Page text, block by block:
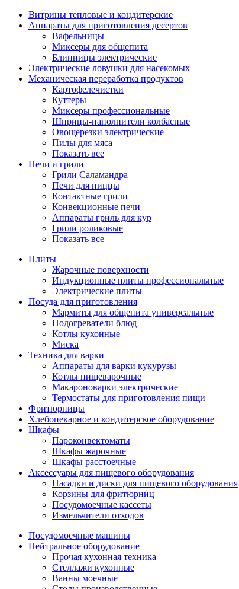
Витрины тепловые и кондитерские
Аппараты для приготовления десертов
Вафельницы
Миксеры для общепита
Блинницы электрические
Электрические ловушки для насекомых
Механическая переработка продуктов
Картофелечистки
Куттеры
Миксеры профессиональные
Шприцы-наполнители колбасные
Овощерезки электрические
Пилы для мяса
Показать все
Печи и грили
Грили Саламандра
Печи для пиццы
Контактные грили
Конвекционные печи
Аппараты гриль для кур
Грили роликовые
Показать все
Плиты
Жарочные поверхности
Индукционные плиты профессиональные
Электрические плиты
Посуда для приготовления
Мармиты для общепита универсальные
Подогреватели блюд
Котлы кухонные
Миска
Техника для варки
Аппараты для варки кукурузы
Котлы пищеварочные
Макароноварки электрические
Термостаты для приготовления пищи
Фритюрницы
Хлебопекарное и кондитерское оборудование
Шкафы
Пароконвектоматы
Шкафы жарочные
Шкафы расстоечные
Аксессуары для пищевого оборудования
Насадки и диски для пищевого оборудования
Корзины для фритюрниц
Посудомоечные кассеты
Измельчители отходов
Посудомоечные машины
Нейтральное оборудование
Прочая кухонная техника
Стеллажи кухонные
Ванны моечные